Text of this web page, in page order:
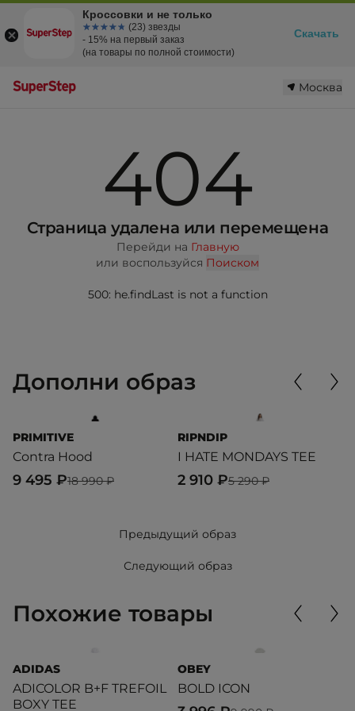
Москва
404
Страница удалена или перемещена
Перейди на Главную
или воспользуйся Поиском
500: he.findLast is not a function
Дополни образ
PRIMITIVE
Contra Hood
18 990 ₽
9 495 ₽
RIPNDIP
I HATE MONDAYS TEE
5 290 ₽
2 910 ₽
Предыдущий образ
Следующий образ
Похожие товары
ADIDAS
ADICOLOR B+F TREFOIL
BOXY TEE
OBEY
BOLD ICON
Кроссовки и не только
☆☆☆☆☆
★★★★★ (23) звезды
- 15% на первый заказ
(на товары по полной стоимости)
Скачать